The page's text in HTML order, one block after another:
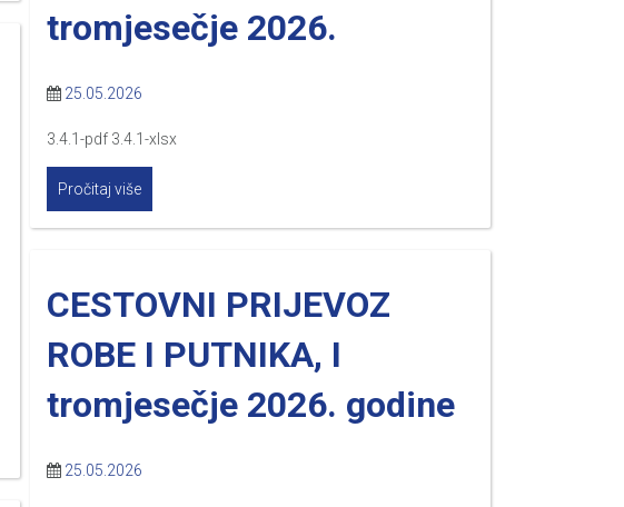
tromjesečje 2026.
25.05.2026
3.4.1-pdf 3.4.1-xlsx
Pročitaj više
CESTOVNI PRIJEVOZ
ROBE I PUTNIKA, I
tromjesečje 2026. godine
25.05.2026